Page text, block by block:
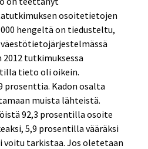
osoitetietojen
hengeltä on tiedusteltu,
2012 tutkimuksessa
tieto oli oikein.
prosenttia. Kadon osalta
muista lähteistä.
92,3 prosentilla osoite
5,9 prosentilla vääräksi
voitu tarkistaa. Jos oletetaan